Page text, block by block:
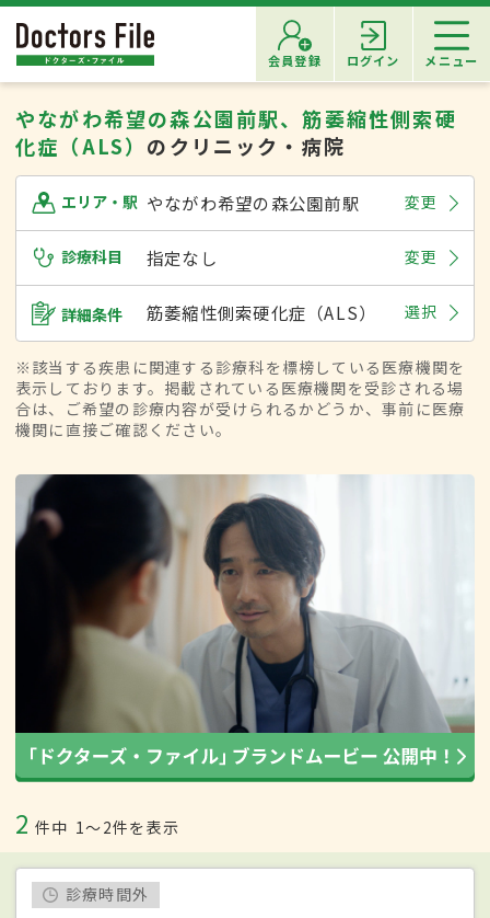
会員登録 ログイン メニュー
やながわ希望の森公園前駅、筋萎縮性側索硬
化症（ALS） のクリニック・病院
エリア・駅 やながわ希望の森公園前駅 変更
診療科目 指定なし 変更
詳細条件 筋萎縮性側索硬化症（ALS） 選択
※該当する疾患に関連する診療科を標榜している医療機関を
表示しております。掲載されている医療機関を受診される場
合は、ご希望の診療内容が受けられるかどうか、事前に医療
機関に直接ご確認ください。
2 件中 1〜2件を表示
診療時間外